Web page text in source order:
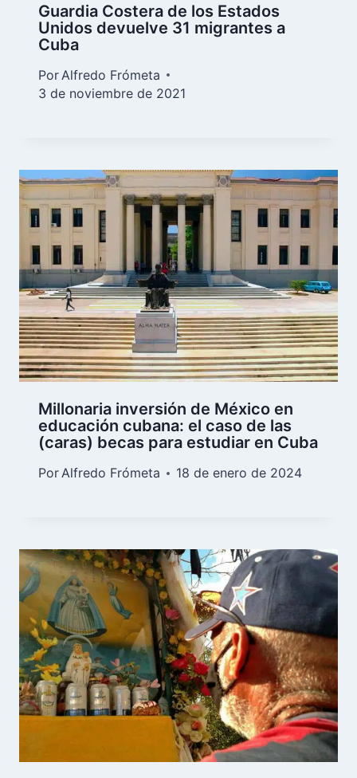
Guardia Costera de los Estados
Unidos devuelve 31 migrantes a
Cuba
Por Alfredo Frómeta
3 de noviembre de 2021
Millonaria inversión de México en
educación cubana: el caso de las
(caras) becas para estudiar en Cuba
PorAlfredo Frómeta 18 de enero de 2024